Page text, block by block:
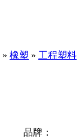
» 橡塑 » 工程塑料
品牌：